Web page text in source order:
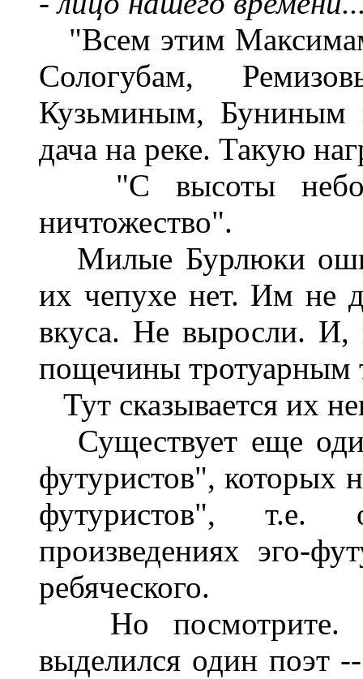
"Всем этим
Сологубам,
Кузьминым,
дача на реке. Такую
"С высоты
ничтожество".
Милые Бурлюки
их чепухе нет. Им не
вкуса. Не выросли. И,
пощечины тротуарным
Тут сказывается их
Существует еще
футуристов", которых
футуристов",
произведениях эго-
ребяческого.
Но посмотрите.
выделился один поэт